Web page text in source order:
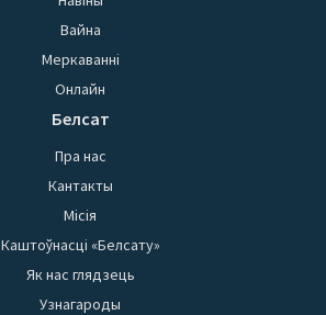
Вайна
Меркаванні
Онлайн
Белсат
Пра нас
Кантакты
Місія
Каштоўнасці «Белсату»
Як нас глядзець
Узнагароды